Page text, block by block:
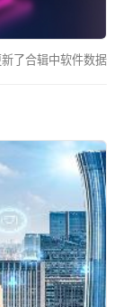
了合辑中软件数据